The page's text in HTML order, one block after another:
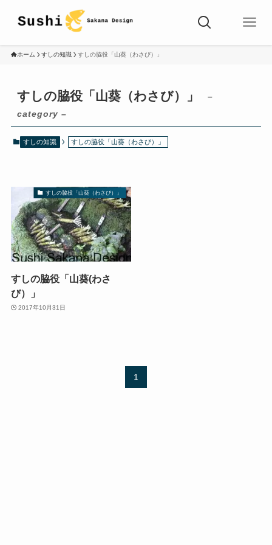
ホーム すしの知識 すしの脇役「山葵（わさび）」
すしの脇役「山葵（わさび）」
–
category –
すしの知識 すしの脇役「山葵（わさび）」
すしの脇役「山葵（わさび）」
すしの脇役「山葵(わさ
び）」
2017年10月31日
1